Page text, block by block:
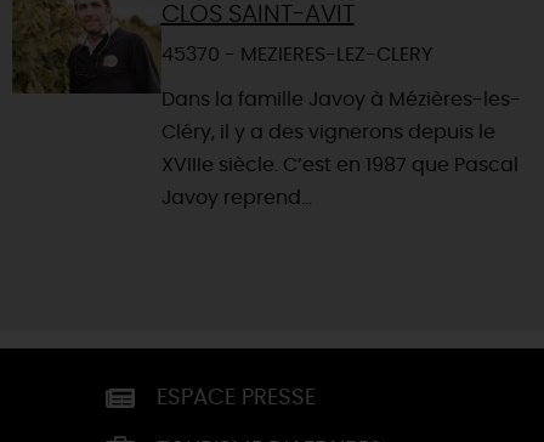
CLOS SAINT-AVIT
45370 - MEZIERES-LEZ-CLERY
Dans la famille Javoy à Mézières-les-
Cléry, il y a des vignerons depuis le
XVIIIe siècle. C’est en 1987 que Pascal
Javoy reprend...
ESPACE PRESSE